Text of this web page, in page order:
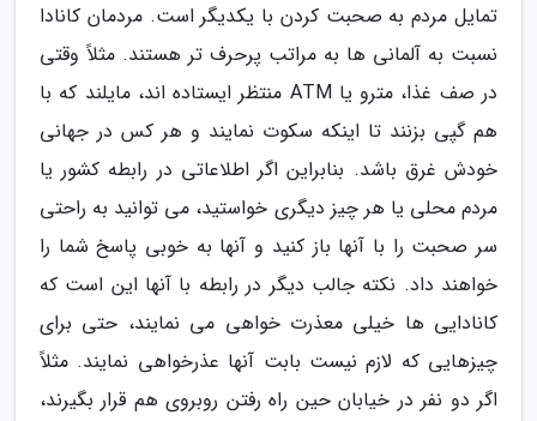
تمایل مردم به صحبت کردن با یکدیگر است. مردمان کانادا
نسبت به آلمانی ها به مراتب پرحرف تر هستند. مثلاً وقتی
در صف غذا، مترو یا ATM منتظر ایستاده اند، مایلند که با
هم گپی بزنند تا اینکه سکوت نمایند و هر کس در جهانی
خودش غرق باشد. بنابراین اگر اطلاعاتی در رابطه کشور یا
مردم محلی یا هر چیز دیگری خواستید، می توانید به راحتی
سر صحبت را با آنها باز کنید و آنها به خوبی پاسخ شما را
خواهند داد. نکته جالب دیگر در رابطه با آنها این است که
کانادایی ها خیلی معذرت خواهی می نمایند، حتی برای
چیزهایی که لازم نیست بابت آنها عذرخواهی نمایند. مثلاً
اگر دو نفر در خیابان حین راه رفتن روبروی هم قرار بگیرند،